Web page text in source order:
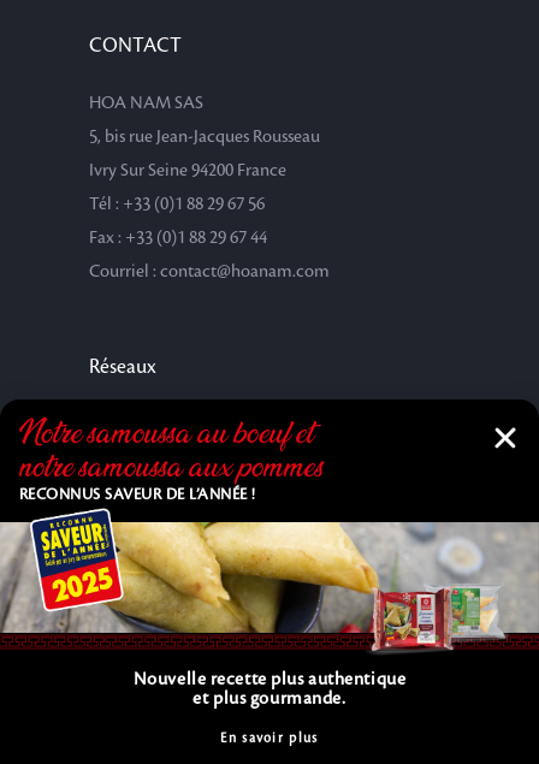
CONTACT
HOA NAM SAS
5, bis rue Jean-Jacques Rousseau
Ivry Sur Seine 94200 France
Tél : +33 (0)1 88 29 67 56
Fax : +33 (0)1 88 29 67 44
Courriel : contact@hoanam.com
Réseaux
Copyright © 2025 HOA NAM SAS. All Rights Reserved. |
Notre samoussa au bœuf et
notre samoussa aux pommes
RECONNUS SAVEUR DE L’ANNÉE !
Nouvelle recette plus authentique
et plus gourmande.
En savoir plus